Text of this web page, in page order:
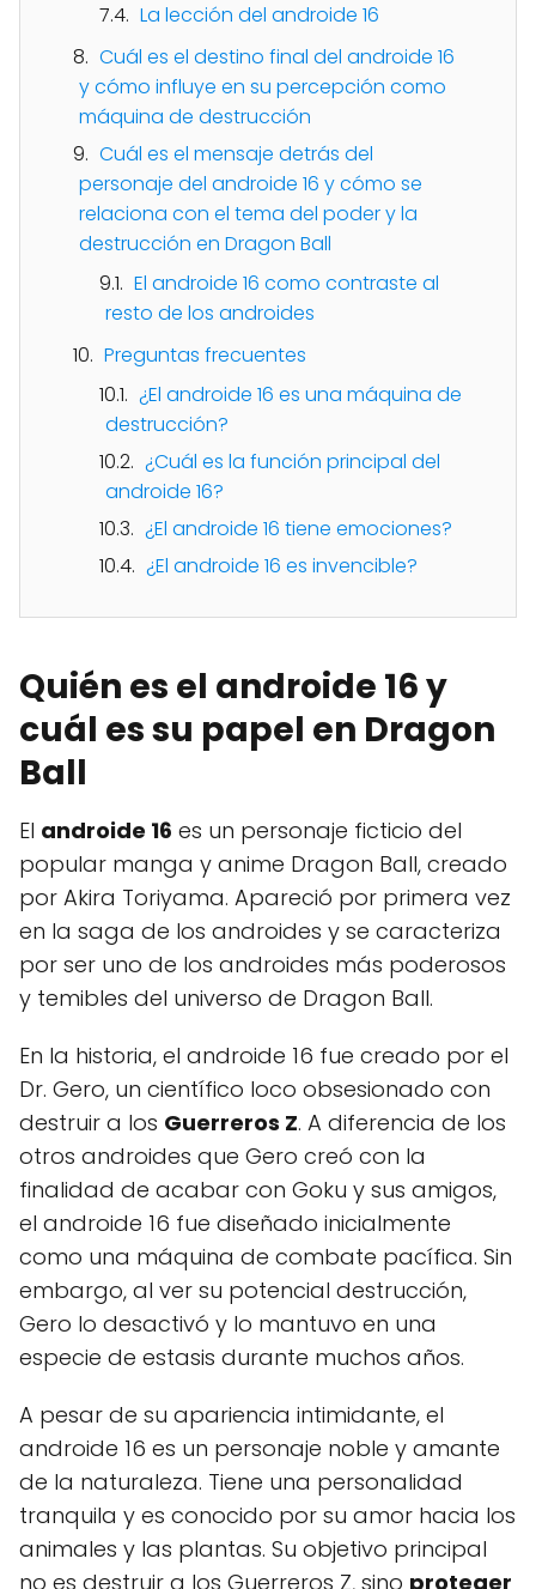
La lección del androide 16
Cuál es el destino final del androide 16
y cómo influye en su percepción como
máquina de destrucción
Cuál es el mensaje detrás del
personaje del androide 16 y cómo se
relaciona con el tema del poder y la
destrucción en Dragon Ball
El androide 16 como contraste al
resto de los androides
Preguntas frecuentes
¿El androide 16 es una máquina de
destrucción?
¿Cuál es la función principal del
androide 16?
¿El androide 16 tiene emociones?
¿El androide 16 es invencible?
Quién es el androide 16 y
cuál es su papel en Dragon
Ball
El androide 16 es un personaje ficticio del
popular manga y anime Dragon Ball, creado
por Akira Toriyama. Apareció por primera vez
en la saga de los androides y se caracteriza
por ser uno de los androides más poderosos
y temibles del universo de Dragon Ball.
En la historia, el androide 16 fue creado por el
Dr. Gero, un científico loco obsesionado con
destruir a los Guerreros Z. A diferencia de los
otros androides que Gero creó con la
finalidad de acabar con Goku y sus amigos,
el androide 16 fue diseñado inicialmente
como una máquina de combate pacífica. Sin
embargo, al ver su potencial destrucción,
Gero lo desactivó y lo mantuvo en una
especie de estasis durante muchos años.
A pesar de su apariencia intimidante, el
androide 16 es un personaje noble y amante
de la naturaleza. Tiene una personalidad
tranquila y es conocido por su amor hacia los
animales y las plantas. Su objetivo principal
no es destruir a los Guerreros Z, sino proteger